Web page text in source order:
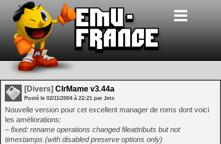
[Divers] ClrMame v3.44a
Posté le 02/11/2004 à 22:21 par Jets
Nouvelle version pour cet excellent manager de roms dont voici
les améliorations:
– fixed: rename operations changed fileattributs but not
timestamps (with disabled preserve options only)